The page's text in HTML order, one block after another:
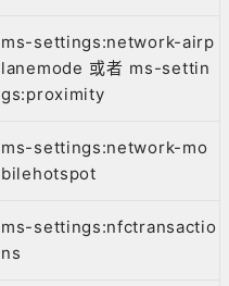
ms-settings:network-airp
lanemode 或者 ms-settin
gs:proximity
ms-settings:network-mo
bilehotspot
ms-settings:nfctransactio
ns